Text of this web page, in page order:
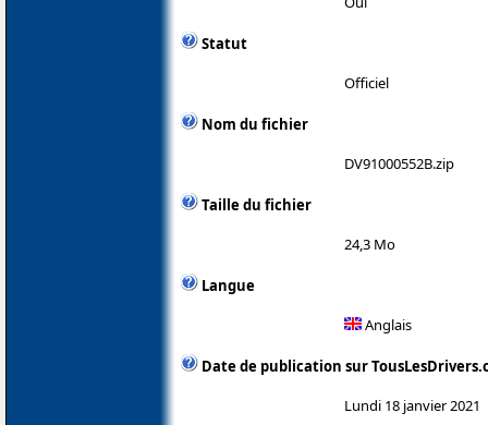
Statut
Officiel
Nom du fichier
DV91000552B.zip
Taille du fichier
24,3 Mo
Langue
Anglais
Date de publication sur
Lundi 18 janvier 2021